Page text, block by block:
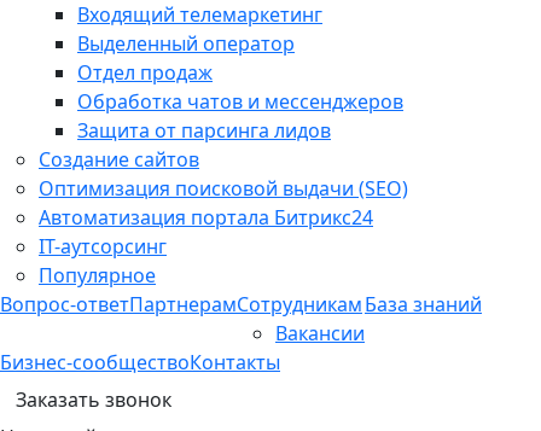
Входящий телемаркетинг
Выделенный оператор
Отдел продаж
Обработка чатов и мессенджеров
Защита от парсинга лидов
Создание сайтов
Оптимизация поисковой выдачи (SEO)
Автоматизация портала Битрикс24
IT-аутсорсинг
Популярное
Вопрос-ответПартнерамСотрудникам
Вакансии
База знаний
Бизнес-сообществоКонтакты
Заказать звонок